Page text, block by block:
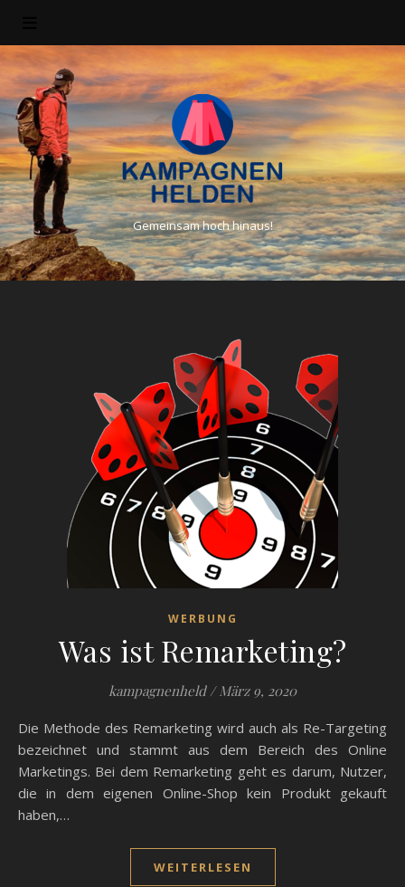
Gemeinsam hoch hinaus!
WERBUNG
Was ist Remarketing?
kampagnenheld / März 9, 2020
Die Methode des Remarketing wird auch als Re-Targeting
bezeichnet und stammt aus dem Bereich des Online
Marketings. Bei dem Remarketing geht es darum, Nutzer,
die in dem eigenen Online-Shop kein Produkt gekauft
haben,…
WEITERLESEN